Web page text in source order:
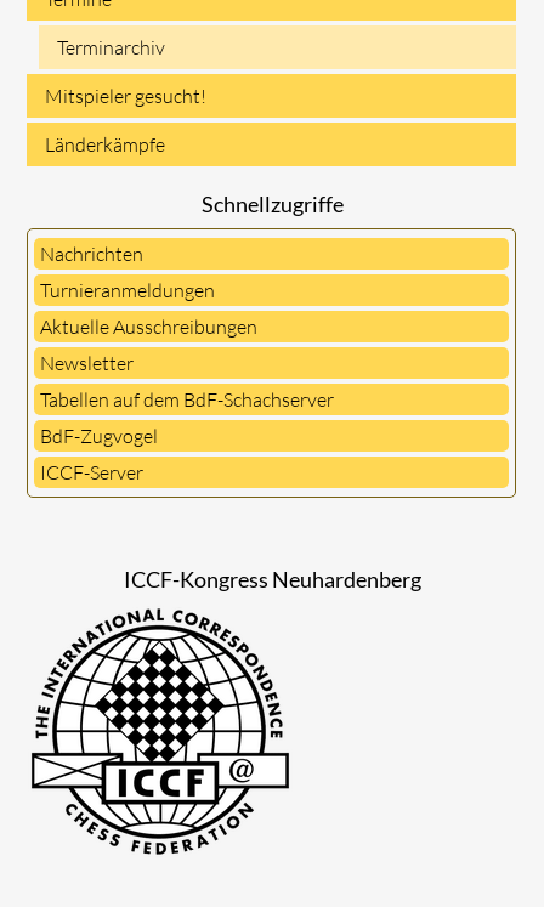
Terminarchiv
Mitspieler gesucht!
Länderkämpfe
Schnellzugriffe
Nachrichten
Turnieranmeldungen
Aktuelle Ausschreibungen
Newsletter
Tabellen auf dem BdF-Schachserver
BdF-Zugvogel
ICCF-Server
ICCF-Kongress Neuhardenberg